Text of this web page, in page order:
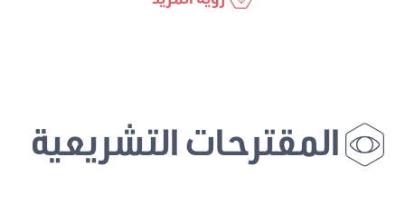
المقترحات التشريعية